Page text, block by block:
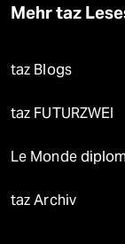
Mehr taz
taz Blogs
taz FUTURZWEI
Le Monde
taz Archiv